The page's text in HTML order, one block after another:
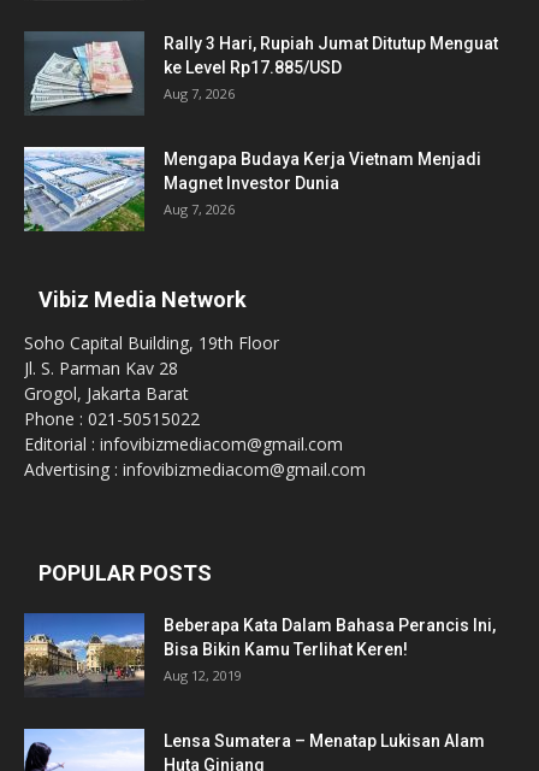
Rally 3 Hari, Rupiah Jumat Ditutup Menguat
ke Level Rp17.885/USD
Aug 7, 2026
Mengapa Budaya Kerja Vietnam Menjadi
Magnet Investor Dunia
Aug 7, 2026
Vibiz Media Network
Soho Capital Building, 19th Floor
Jl. S. Parman Kav 28
Grogol, Jakarta Barat
Phone : 021-50515022
Editorial : infovibizmediacom@gmail.com
Advertising : infovibizmediacom@gmail.com
POPULAR POSTS
Beberapa Kata Dalam Bahasa Perancis Ini,
Bisa Bikin Kamu Terlihat Keren!
Aug 12, 2019
Lensa Sumatera – Menatap Lukisan Alam
Huta Ginjang